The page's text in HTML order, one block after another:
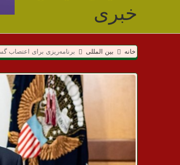
م
ی
د
خ
خانه بین المللی برنامه‌ریزی برای